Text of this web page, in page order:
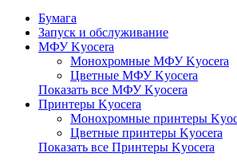
Бумага
Запуск и обслуживание
МФУ Kyocera
Монохромные МФУ Kyocera
Цветные МФУ Kyocera
Показать все МФУ Kyocera
Принтеры Kyocera
Монохромные принтеры
Цветные принтеры Kyocera
Показать все Принтеры Kyocera